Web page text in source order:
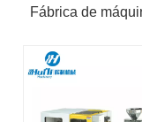
Fábrica de
tapón de plástico